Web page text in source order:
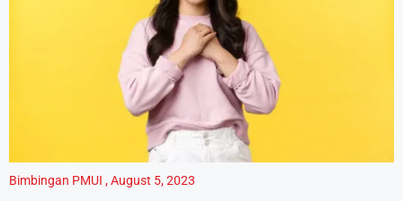
Bimbingan PMUI ,August 5, 2023